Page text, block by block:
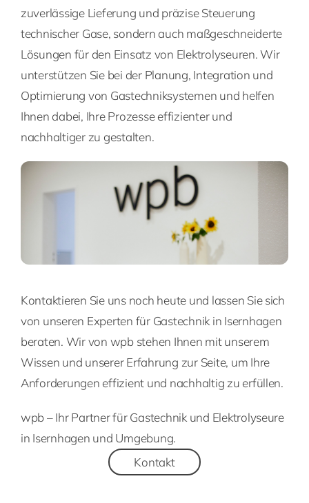
zuverlässige Lieferung und präzise Steuerung
technischer Gase, sondern auch maßgeschneiderte
Lösungen für den Einsatz von Elektrolyseuren. Wir
unterstützen Sie bei der Planung, Integration und
Optimierung von Gastechniksystemen und helfen
Ihnen dabei, Ihre Prozesse effizienter und
nachhaltiger zu gestalten.
Kontaktieren Sie uns noch heute und lassen Sie sich
von unseren Experten für Gastechnik in Isernhagen
beraten. Wir von wpb stehen Ihnen mit unserem
Wissen und unserer Erfahrung zur Seite, um Ihre
Anforderungen effizient und nachhaltig zu erfüllen.
wpb – Ihr Partner für Gastechnik und Elektrolyseure
in Isernhagen und Umgebung.
Kontakt